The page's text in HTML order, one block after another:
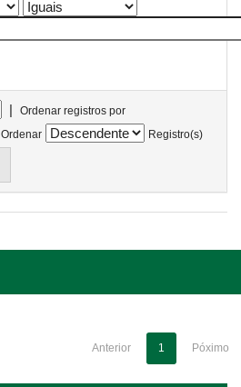
|
Ordenar registros por
Ordenar
Registro(s)
Anterior 1 Póximo